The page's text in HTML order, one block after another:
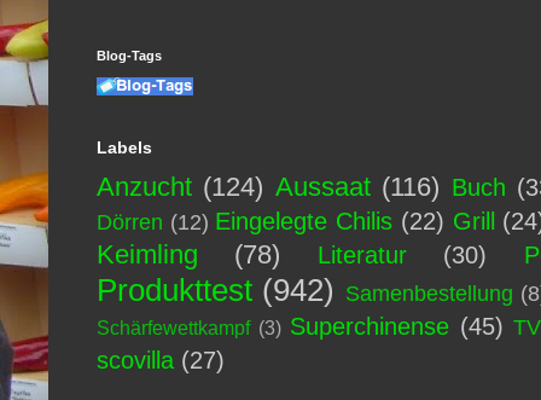
Blog-Tags
Labels
Anzucht (124) Aussaat (116) Buch
Dörren (12) Eingelegte Chilis (22) Grill
Keimling (78) Literatur (30)
Produkttest (942) Samenbestellung
Schärfewettkampf (3) Superchinense (45) TV
scovilla (27)